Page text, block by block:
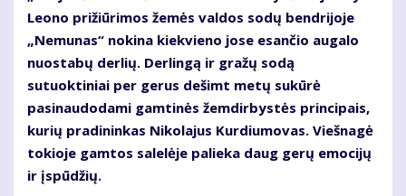
Leono prižiūrimos žemės valdos sodų bendrijoje
„Nemunas“ nokina kiekvieno jose esančio augalo
nuostabų derlių. Derlingą ir gražų sodą
sutuoktiniai per gerus dešimt metų sukūrė
pasinaudodami gamtinės žemdirbystės principais,
kurių pradininkas Nikolajus Kurdiumovas. Viešnagė
tokioje gamtos salelėje palieka daug gerų emocijų
ir įspūdžių.